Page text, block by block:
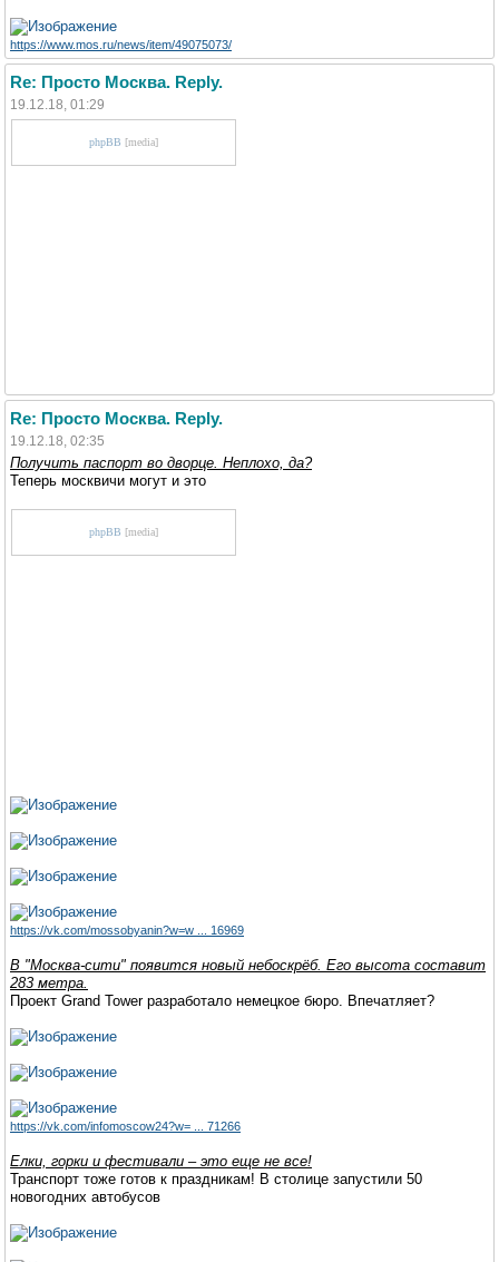
https://www.mos.ru/news/item/49075073/
Re: Просто Москва. Reply.
19.12.18, 01:29
phpBB [media]
Re: Просто Москва. Reply.
19.12.18, 02:35
Получить паспорт во дворце. Неплохо, да?
Теперь москвичи могут и это
phpBB [media]
https://vk.com/mossobyanin?w=w ... 16969
В "Москва-сити" появится новый небоскрёб. Его высота составит
283 метра.
Проект Grand Tower разработало немецкое бюро. Впечатляет?
https://vk.com/infomoscow24?w= ... 71266
Елки, горки и фестивали – это еще не все!
Транспорт тоже готов к праздникам! В столице запустили 50
новогодних автобусов